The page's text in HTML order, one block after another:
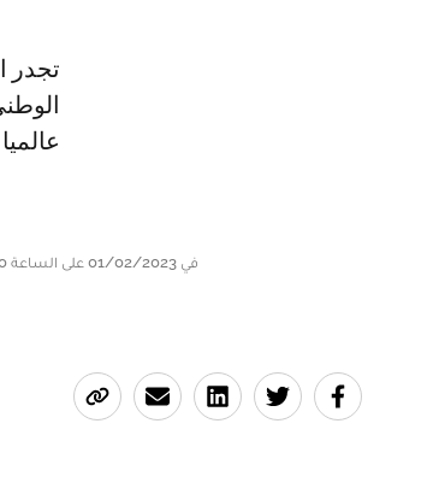
تجدر
في 01/02/2023 على الساعة 12:00